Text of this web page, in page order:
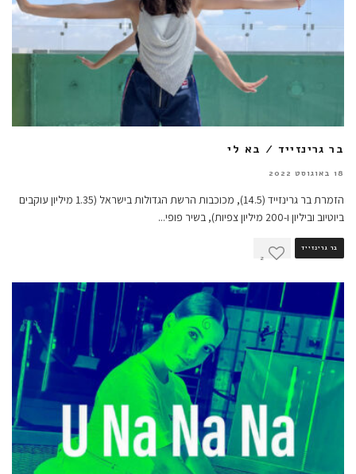
בר גרינזייד / בא לי
18 באוגוסט 2022
הזמרת בר גרינזייד (14.5), מכוכבות הרשת הגדולות בישראל (1.35 מיליון עוקבים
ביוטיוב וביליון ו-200 מיליון צפיות), בשיר פופי
...
בר גרינזייד
2